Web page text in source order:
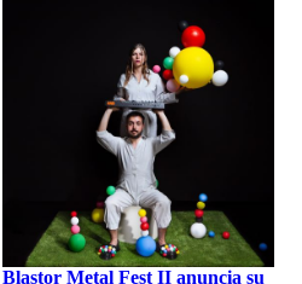
Blastor Metal Fest II anuncia su